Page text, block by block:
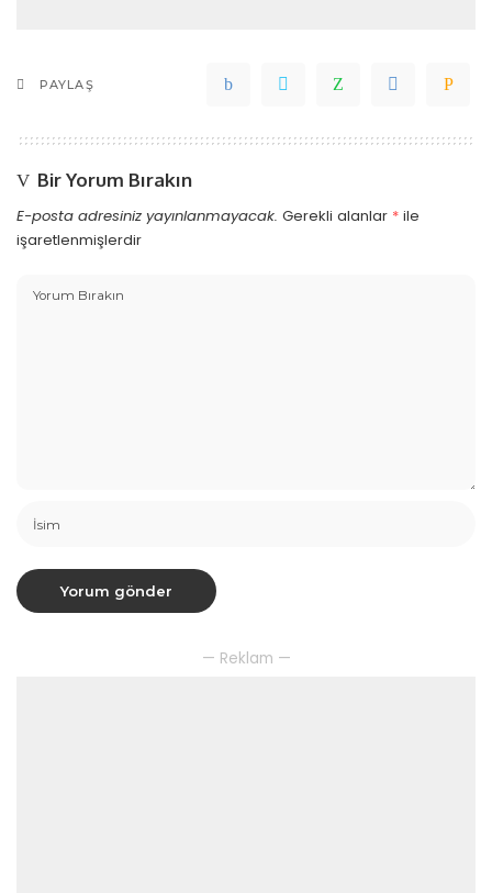
PAYLAŞ
Bir Yorum Bırakın
E-posta adresiniz yayınlanmayacak. Gerekli alanlar * ile
işaretlenmişlerdir
— Reklam —